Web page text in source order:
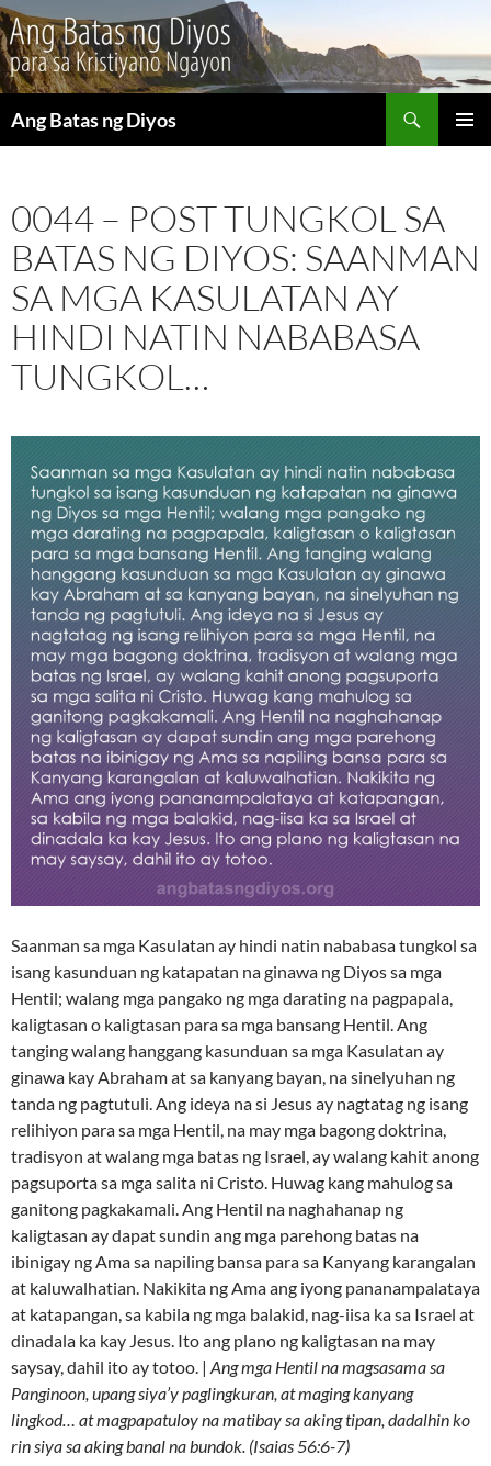
Ang Batas ng Diyos
0044 – POST TUNGKOL SA
BATAS NG DIYOS: SAANMAN
SA MGA KASULATAN AY
HINDI NATIN NABABASA
TUNGKOL…
Saanman sa mga Kasulatan ay hindi natin nababasa tungkol sa
isang kasunduan ng katapatan na ginawa ng Diyos sa mga
Hentil; walang mga pangako ng mga darating na pagpapala,
kaligtasan o kaligtasan para sa mga bansang Hentil. Ang
tanging walang hanggang kasunduan sa mga Kasulatan ay
ginawa kay Abraham at sa kanyang bayan, na sinelyuhan ng
tanda ng pagtutuli. Ang ideya na si Jesus ay nagtatag ng isang
relihiyon para sa mga Hentil, na may mga bagong doktrina,
tradisyon at walang mga batas ng Israel, ay walang kahit anong
pagsuporta sa mga salita ni Cristo. Huwag kang mahulog sa
ganitong pagkakamali. Ang Hentil na naghahanap ng
kaligtasan ay dapat sundin ang mga parehong batas na
ibinigay ng Ama sa napiling bansa para sa Kanyang karangalan
at kaluwalhatian. Nakikita ng Ama ang iyong pananampalataya
at katapangan, sa kabila ng mga balakid, nag-iisa ka sa Israel at
dinadala ka kay Jesus. Ito ang plano ng kaligtasan na may
saysay, dahil ito ay totoo. | Ang mga Hentil na magsasama sa
Panginoon, upang siya’y paglingkuran, at maging kanyang
lingkod… at magpapatuloy na matibay sa aking tipan, dadalhin ko
rin siya sa aking banal na bundok. (Isaias 56:6-7)